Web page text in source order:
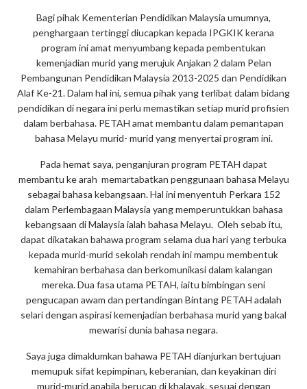
Bagi pihak Kementerian Pendidikan Malaysia umumnya,
penghargaan tertinggi diucapkan kepada IPGKIK kerana
program ini amat menyumbang kepada pembentukan
kemenjadian murid yang merujuk Anjakan 2 dalam Pelan
Pembangunan Pendidikan Malaysia 2013-2025 dan Pendidikan
Alaf Ke-21. Dalam hal ini, semua pihak yang terlibat dalam bidang
pendidikan di negara ini perlu memastikan setiap murid profisien
dalam berbahasa. PETAH amat membantu dalam pemantapan
bahasa Melayu murid- murid yang menyertai program ini.
Pada hemat saya, penganjuran program PETAH dapat
membantu ke arah memartabatkan penggunaan bahasa Melayu
sebagai bahasa kebangsaan. Hal ini menyentuh Perkara 152
dalam Perlembagaan Malaysia yang memperuntukkan bahasa
kebangsaan di Malaysia ialah bahasa Melayu. Oleh sebab itu,
dapat dikatakan bahawa program selama dua hari yang terbuka
kepada murid-murid sekolah rendah ini mampu membentuk
kemahiran berbahasa dan berkomunikasi dalam kalangan
mereka. Dua fasa utama PETAH, iaitu bimbingan seni
pengucapan awam dan pertandingan Bintang PETAH adalah
selari dengan aspirasi kemenjadian berbahasa murid yang bakal
mewarisi dunia bahasa negara.
Saya juga dimaklumkan bahawa PETAH dianjurkan bertujuan
memupuk sifat kepimpinan, keberanian, dan keyakinan diri
murid-murid apabila berucap di khalayak, sesuai dengan